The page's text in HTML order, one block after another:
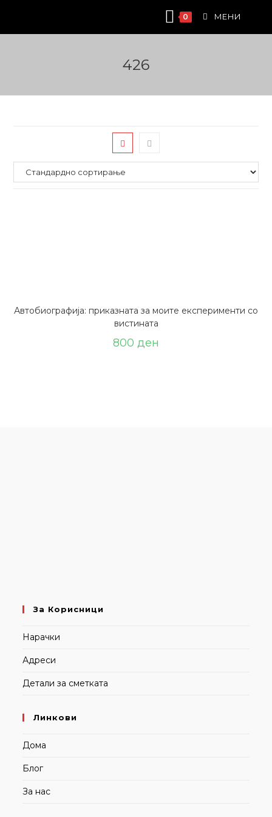
content
0 МЕНИ
426
Автобиографија: приказната за моите експерименти со
вистината
800 ден
За Корисници
Нарачки
Адреси
Детали за сметката
Линкови
Дома
Блог
За нас